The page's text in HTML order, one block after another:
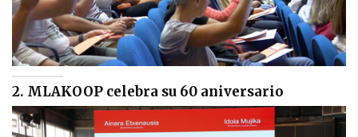
2. MLAKOOP celebra su 60 aniversario